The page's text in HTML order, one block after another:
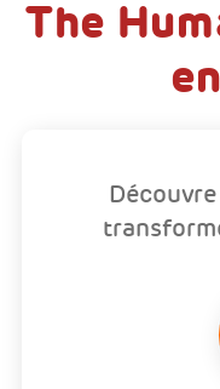
The